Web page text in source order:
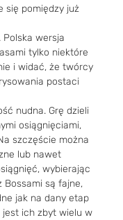
się pomiędzy już
Polska wersja
tylko niektóre
i widać, że twórcy
postaci
nudna. Grę dzieli
osiągnięciami,
szczęście można
lub nawet
wybierając
Bossami są fajne,
jak na dany etap
jest ich zbyt wielu w